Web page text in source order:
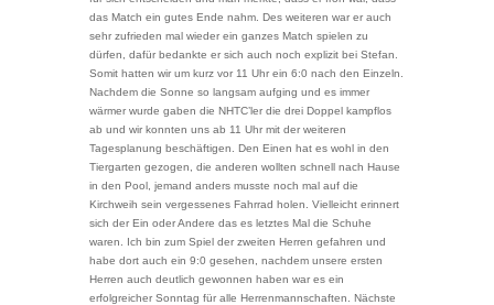
das Match ein gutes Ende nahm. Des weiteren war er auch
sehr zufrieden mal wieder ein ganzes Match spielen zu
dürfen, dafür bedankte er sich auch noch explizit bei Stefan.
Somit hatten wir um kurz vor 11 Uhr ein 6:0 nach den Einzeln.
Nachdem die Sonne so langsam aufging und es immer
wärmer wurde gaben die NHTC’ler die drei Doppel kampflos
ab und wir konnten uns ab 11 Uhr mit der weiteren
Tagesplanung beschäftigen. Den Einen hat es wohl in den
Tiergarten gezogen, die anderen wollten schnell nach Hause
in den Pool, jemand anders musste noch mal auf die
Kirchweih sein vergessenes Fahrrad holen. Vielleicht erinnert
sich der Ein oder Andere das es letztes Mal die Schuhe
waren. Ich bin zum Spiel der zweiten Herren gefahren und
habe dort auch ein 9:0 gesehen, nachdem unsere ersten
Herren auch deutlich gewonnen haben war es ein
erfolgreicher Sonntag für alle Herrenmannschaften. Nächste